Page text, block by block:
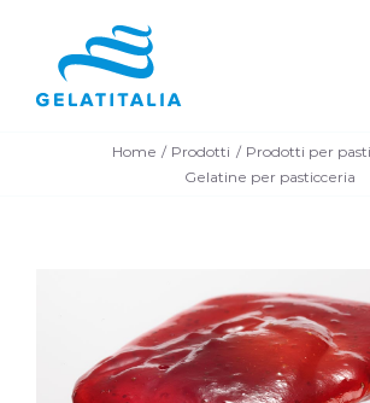
contenuto
Home Prodotti
Prodotti per
Gelatine per pasticceria